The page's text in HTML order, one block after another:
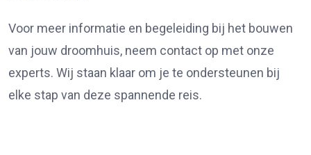
Voor meer informatie en begeleiding bij het bouwen
van jouw droomhuis, neem contact op met onze
experts. Wij staan klaar om je te ondersteunen bij
elke stap van deze spannende reis.